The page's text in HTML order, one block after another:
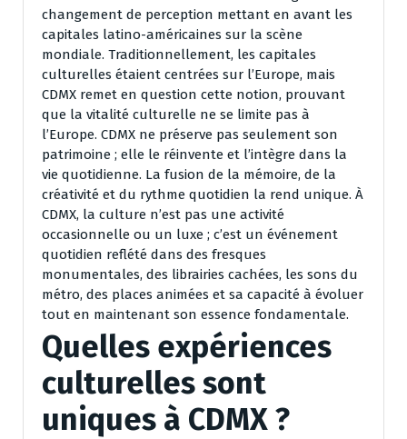
changement de perception mettant en avant les
capitales latino-américaines sur la scène
mondiale. Traditionnellement, les capitales
culturelles étaient centrées sur l’Europe, mais
CDMX remet en question cette notion, prouvant
que la vitalité culturelle ne se limite pas à
l’Europe. CDMX ne préserve pas seulement son
patrimoine ; elle le réinvente et l’intègre dans la
vie quotidienne. La fusion de la mémoire, de la
créativité et du rythme quotidien la rend unique. À
CDMX, la culture n’est pas une activité
occasionnelle ou un luxe ; c’est un événement
quotidien reflété dans des fresques
monumentales, des librairies cachées, les sons du
métro, des places animées et sa capacité à évoluer
tout en maintenant son essence fondamentale.
Quelles expériences
culturelles sont
uniques à CDMX ?